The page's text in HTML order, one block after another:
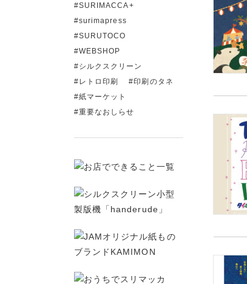
SURIMACCA+
surimapress
SURUTOCO
WEBSHOP
シルクスクリーン
レトロ印刷
印刷のタネ
紙マーケット
重要なおしらせ